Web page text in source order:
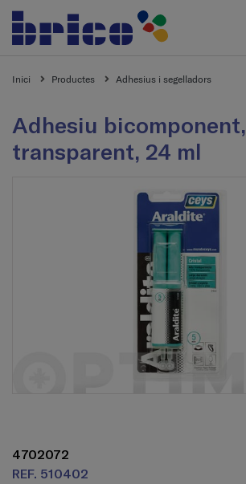
Inici Productes Adhesius i segelladors
Adhesiu bicomponent,
transparent, 24 ml
4702072
REF. 510402